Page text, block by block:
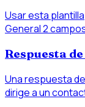
Usar esta plantilla
General2
Respuesta
Una respuesta
dirige a un